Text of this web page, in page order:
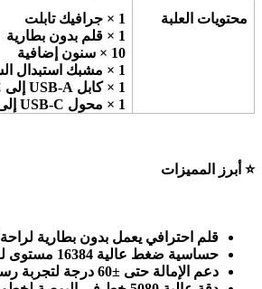
محتويات العلبة 1 ×
جرافيك تابلت
1 ×
قلم بدون بطارية
10 ×
سنون إضافية
1 ×
مشبك استبدال
1 ×
كابل إلى USB-A
1 ×
محول USB-C
⭐ أبرز المميزات
قلم احترافي يعمل بدون بطارية
حساسية ضغط عالية 16384 مستوى لرسومات دقيقة
دعم الإمالة حتى ±60 درجة لتجربة رسم طبيعية